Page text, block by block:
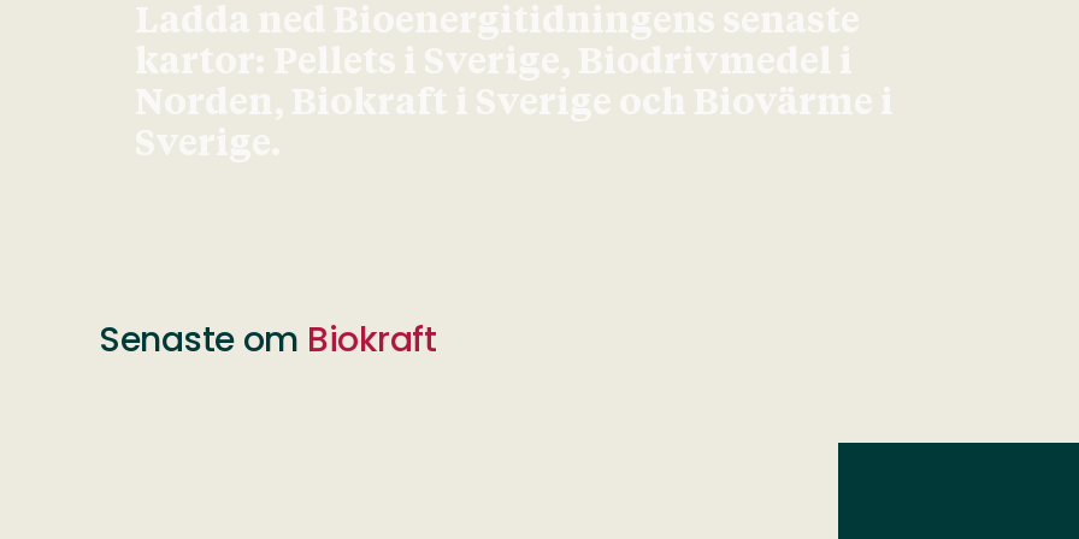
Ladda ned Bioenergitidningens senaste
kartor: Pellets i Sverige, Biodrivmedel i
Norden, Biokraft i Sverige och Biovärme i
Sverige.
Senaste om Biokraft